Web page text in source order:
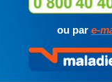
ou par e-